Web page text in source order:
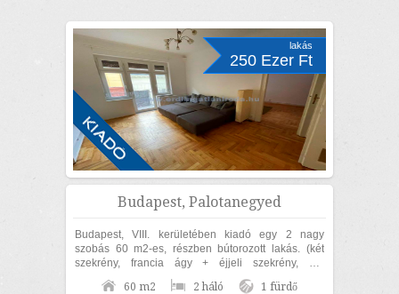
lakás
250 Ezer Ft
Budapest, Palotanegyed
Budapest, VIII. kerületében kiadó egy 2 nagy
szobás 60 m2-es, részben bútorozott lakás. (két
szekrény, francia ágy + éjjeli szekrény, ülő
garnitúra, étkező garnitúra). Az ingatlan...
60 m2 2 háló 1 fürdő